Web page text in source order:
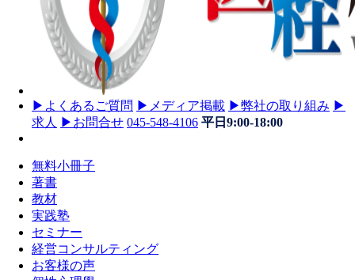
▶ よくあるご質問 ▶ メディア掲載 ▶弊社の取り組み ▶
求人
▶ お問合せ 045-548-4106 平日9:00-18:00
無料小冊子
著書
教材
実践塾
セミナー
経営コンサルティング
お客様の声